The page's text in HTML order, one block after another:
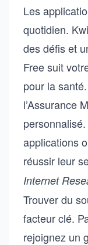
Les
quotidien.
des défis et
Free suit
pour la
l’Assurance
applications
réussir leur
Internet
Trouver du
facteur clé.
rejoignez un